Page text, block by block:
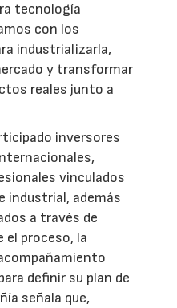
tecnología
con los
industrializarla,
y transformar
reales junto a
inversores
vinculados
industrial, además
a través de
el proceso, la
definir su plan de
señala que,